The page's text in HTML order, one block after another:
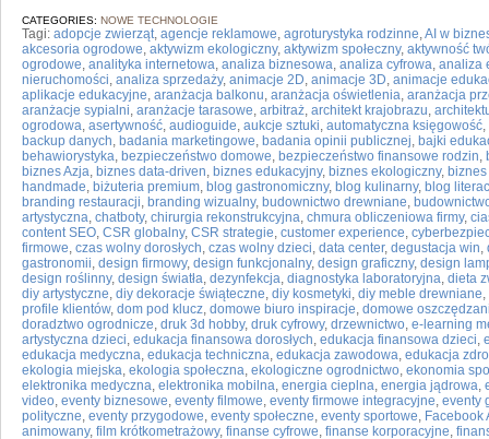
CATEGORIES: NOWE TECHNOLOGIE
Tagi: adopcje zwierząt, agencje reklamowe, agroturystyka rodzinne,AI w
akcesoria ogrodowe, aktywizm ekologiczny, aktywizm społeczny, aktywność
ogrodowe, analityka internetowa, analiza biznesowa, analiza cyfrowa, analiza
nieruchomości, analiza sprzedaży, animacje 2D, animacje 3D, animacje
aplikacje edukacyjne, aranżacja balkonu, aranżacja oświetlenia, aranżacja
aranżacje sypialni, aranżacje tarasowe, arbitraż, architekt krajobrazu,
ogrodowa, asertywność, audioguide, aukcje sztuki, automatyczna księgowość,
backup danych, badania marketingowe, badania opinii publicznej, bajki
behawiorystyka, bezpieczeństwo domowe, bezpieczeństwo finansowe rodzin,
biznes Azja, biznes data-driven, biznes edukacyjny, biznes ekologiczny,
handmade, biżuteria premium, blog gastronomiczny, blog kulinarny, blog
branding restauracji, branding wizualny, budownictwo drewniane,
artystyczna, chatboty, chirurgia rekonstrukcyjna, chmura obliczeniowa firmy,
content SEO, CSR globalny, CSR strategie, customer experience,
firmowe, czas wolny dorosłych, czas wolny dzieci, data center, degustacja win,
gastronomii, design firmowy, design funkcjonalny, design graficzny, design
design roślinny, design światła, dezynfekcja, diagnostyka laboratoryjna, dieta
diy artystyczne, diy dekoracje świąteczne, diy kosmetyki, diy meble drewniane,
profile klientów, dom pod klucz, domowe biuro inspiracje, domowe
doradztwo ogrodnicze, druk 3d hobby, druk cyfrowy, drzewnictwo, e-learning
artystyczna dzieci, edukacja finansowa dorosłych, edukacja finansowa dzieci,
edukacja medyczna, edukacja techniczna, edukacja zawodowa, edukacja
ekologia miejska, ekologia społeczna, ekologiczne ogrodnictwo, ekonomia
elektronika medyczna, elektronika mobilna, energia cieplna, energia jądrowa,
video, eventy biznesowe, eventy filmowe, eventy firmowe integracyjne, eventy
polityczne, eventy przygodowe, eventy społeczne, eventy sportowe, Facebook
animowany, film krótkometrażowy, finanse cyfrowe, finanse korporacyjne,